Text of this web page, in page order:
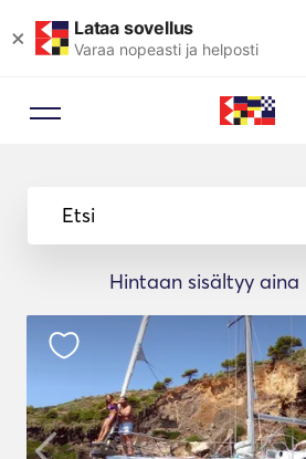
× Lataa sovellus
Varaa nopeasti ja helposti
Etsi
Hintaan sisältyy aina